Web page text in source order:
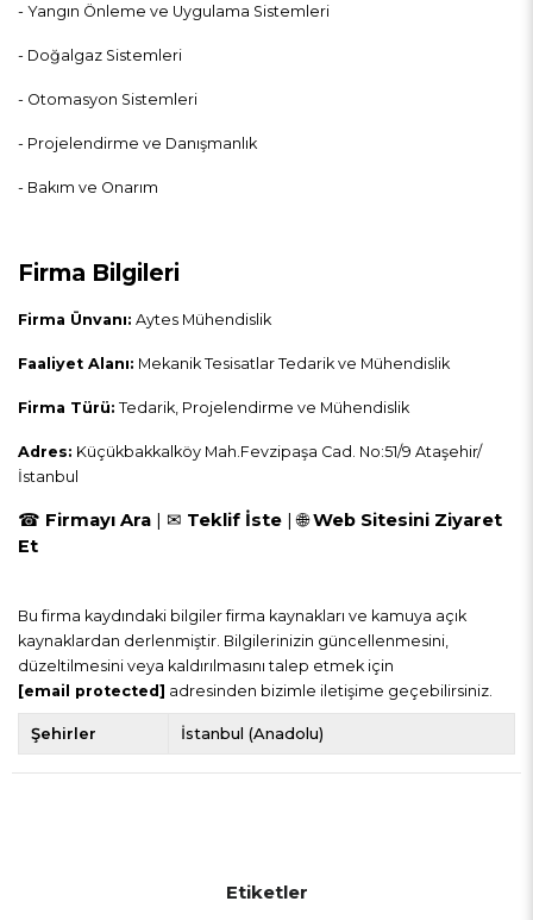
- Yangın Önleme ve Uygulama Sistemleri
- Doğalgaz Sistemleri
- Otomasyon Sistemleri
- Projelendirme ve Danışmanlık
- Bakım ve Onarım
Firma Bilgileri
Firma Ünvanı: Aytes Mühendislik
Faaliyet Alanı: Mekanik Tesisatlar Tedarik ve Mühendislik
Firma Türü: Tedarik, Projelendirme ve Mühendislik
Adres: Küçükbakkalköy Mah.Fevzipaşa Cad. No:51/9 Ataşehir/
İstanbul
☎ Firmayı Ara | ✉ Teklif İste | 🌐Web Sitesini Ziyaret
Et
Bu firma kaydındaki bilgiler firma kaynakları ve kamuya açık
kaynaklardan derlenmiştir. Bilgilerinizin güncellenmesini,
düzeltilmesini veya kaldırılmasını talep etmek için
[email protected] adresinden bizimle iletişime geçebilirsiniz.
Şehirler İstanbul (Anadolu)
Etiketler